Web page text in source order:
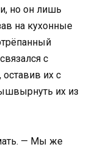
но он лишь
на кухонные
с
их с
их из
— Мы же